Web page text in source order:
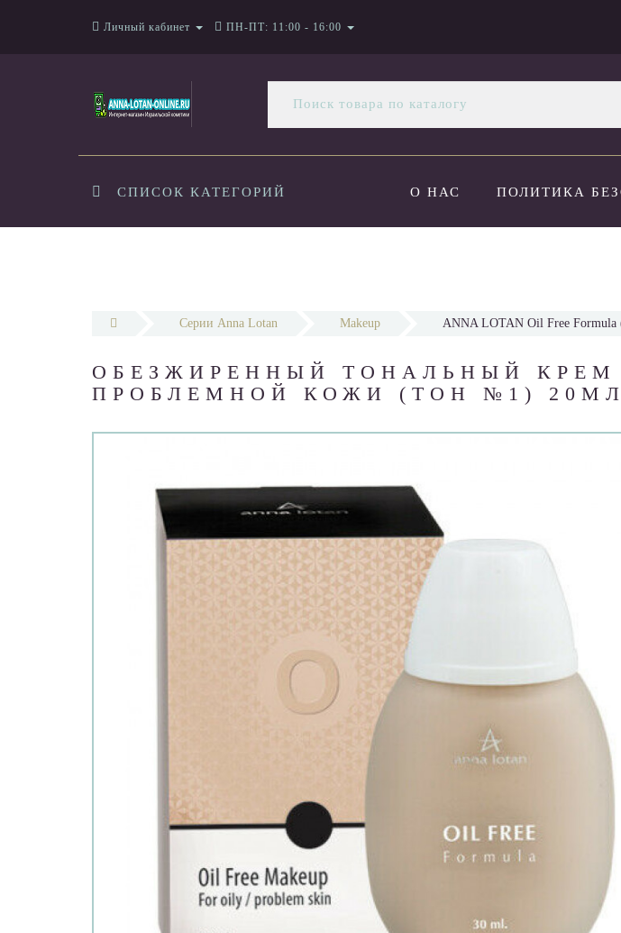
Личный кабинет ПН-ПТ: 11:00 - 16:00
СПИСОК КАТЕГОРИЙ О НАС ПОЛИТИКА
Серии Anna Lotan Makeup ANNA LOTAN Oil Free Formula
ОБЕЗЖИРЕННЫЙ ТОНАЛЬНЫЙ
ПРОБЛЕМНОЙ КОЖИ (ТОН №1) 20МЛ